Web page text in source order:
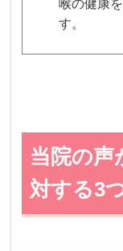
喉の健康
す。
当院の声
対する3